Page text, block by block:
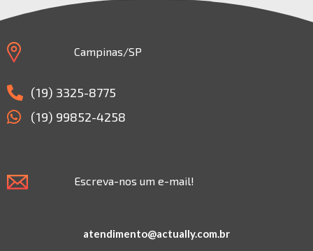
Campinas/SP
(19) 3325-8775
(19) 99852-4258
Escreva-nos um e-mail!
atendimento@actually.com.br